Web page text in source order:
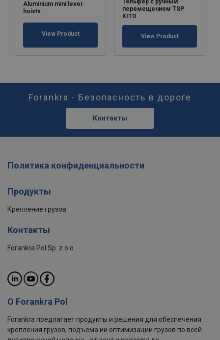
Aluminium mini lever
hoists
View Product
Тельфер с ручным
перемещением TSP
KITO
View Product
Forankra - Безопасность в дороге
Контакты
Политика конфиденциальности
Продукты
Крепление грузов
Контакты
Forankra Pol Sp. z o.o.
О Forankra Pol
Forankra предлагает продукты и решения для обеспечения
крепления грузов, подъема ии оптимизации грузов по всей